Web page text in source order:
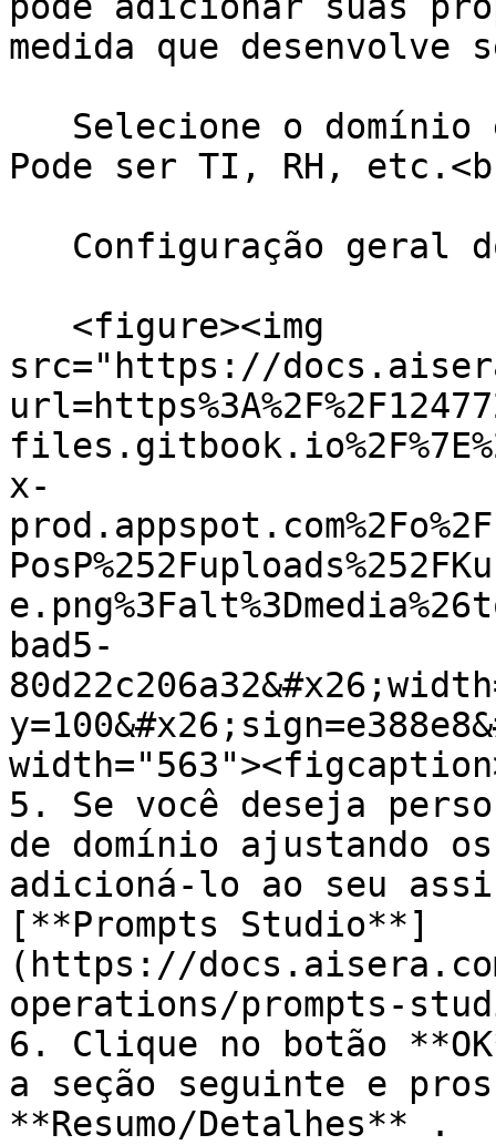
medida que desenvolve
Pode ser TI, RH,
src="https://
x-
bad5-
5. Se você deseja
de domínio ajustando
adicioná-lo ao seu
[**Prompts Studio**]
(https://
operations/prompts-
6. Clique no botão
a seção seguinte e
**Resumo/Detalhes** .